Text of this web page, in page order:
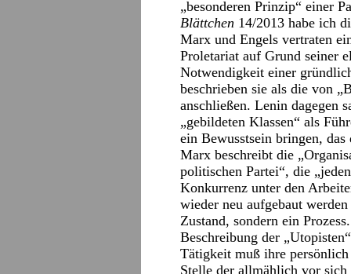
„besonderen Prinzip“ einer
Blättchen 14/2013 habe ich
Marx und Engels vertraten
Proletariat auf Grund seiner
Notwendigkeit einer
beschrieben sie als die von
anschließen. Lenin dagegen
„gebildeten Klassen“ als
ein Bewusstsein bringen,
Marx beschreibt die
politischen Partei“, die
Konkurrenz unter den
wieder neu aufgebaut
Zustand, sondern ein
Beschreibung der
Tätigkeit muß ihre
Stelle der allmählich vor sich